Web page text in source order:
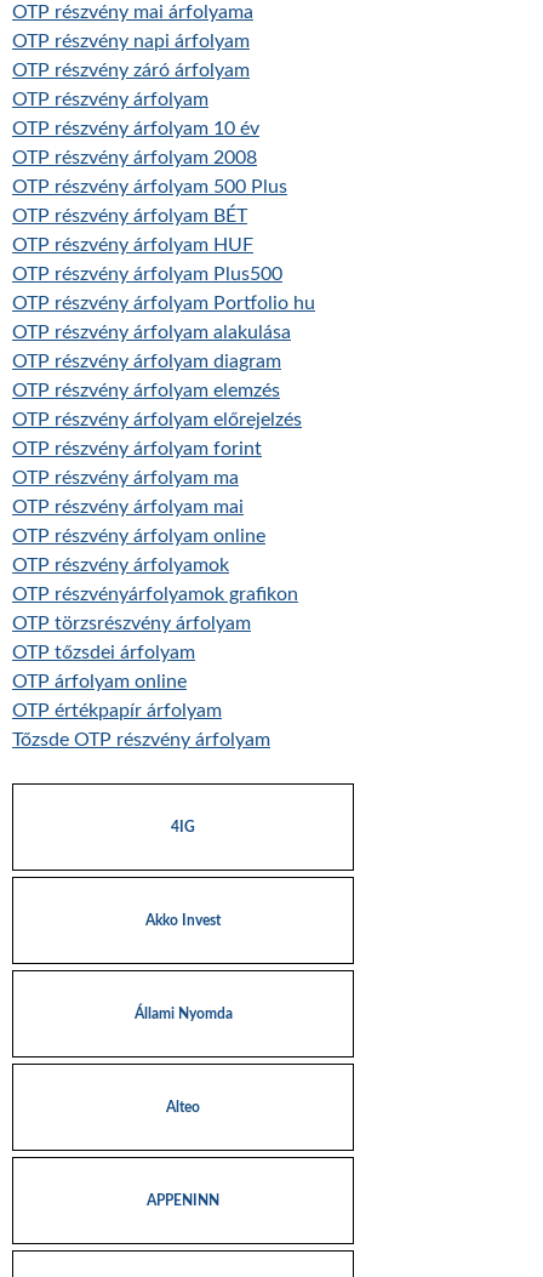
OTP részvény mai árfolyama
OTP részvény napi árfolyam
OTP részvény záró árfolyam
OTP részvény árfolyam
OTP részvény árfolyam 10 év
OTP részvény árfolyam 2008
OTP részvény árfolyam 500 Plus
OTP részvény árfolyam BÉT
OTP részvény árfolyam HUF
OTP részvény árfolyam Plus500
OTP részvény árfolyam Portfolio hu
OTP részvény árfolyam alakulása
OTP részvény árfolyam diagram
OTP részvény árfolyam elemzés
OTP részvény árfolyam előrejelzés
OTP részvény árfolyam forint
OTP részvény árfolyam ma
OTP részvény árfolyam mai
OTP részvény árfolyam online
OTP részvény árfolyamok
OTP részvényárfolyamok grafikon
OTP törzsrészvény árfolyam
OTP tőzsdei árfolyam
OTP árfolyam online
OTP értékpapír árfolyam
Tőzsde OTP részvény árfolyam
4IG
Akko Invest
Állami Nyomda
Alteo
APPENINN